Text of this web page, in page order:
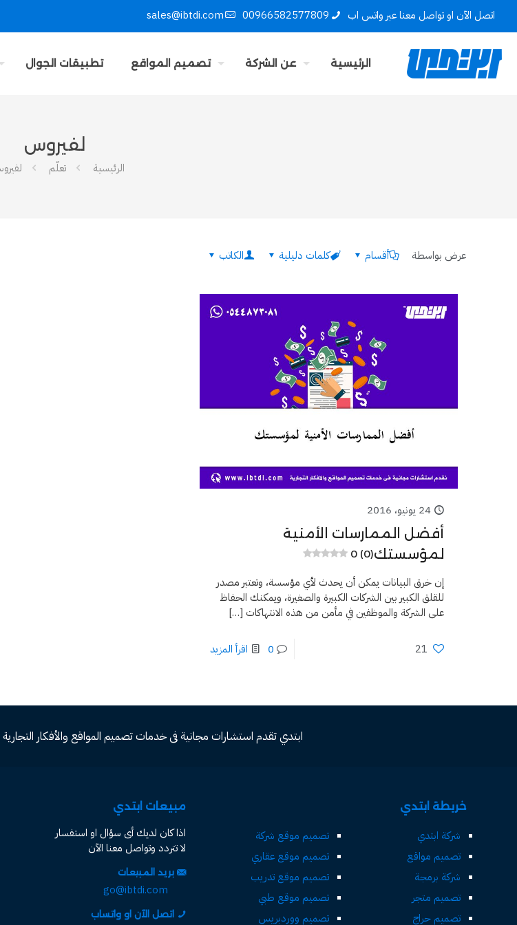
اتصل الآن او تواصل معنا عبر واتس اب 00966582577809
sales@ibtdi.com
الرئيسية عن الشركة تصميم المواقع تطبيقات الجوال
لفيروس
الرئيسية تعلّم
عرض بواسطة أقسام كلمات دليلية الكاتب
24 يونيو، 2016
أفضل الممارسات الأمنية
لمؤسستك0 (0)
إن خرق البيانات يمكن أن يحدث لأي مؤسسة، وتعتبر مصدر
للقلق الكبير بين الشركات الكبيرة والصغيرة، ويمكنك الحفاظ
على الشركة والموظفين في مأمن من هذه الانتهاكات […]
21
0 اقرأ المزيد
ابتدي تقدم استشارات مجانية فى خدمات تصميم المواقع والأفكار التجارية المبتكرة
خريطة ابتدي
شركة ابتدي
تصميم مواقع
شركة برمجة
تصميم متجر
تصميم حراج
تصميم موقع شركة
تصميم موقع عقاري
تصميم موقع تدريب
تصميم موقع طبي
تصميم ووردبريس
مبيعات ابتدي
اذا كان لديك أى سؤال او استفسار
لا تتردد وتواصل معنا الآن
بريد المبيعات
go@ibtdi.com
اتصل الآن او واتساب